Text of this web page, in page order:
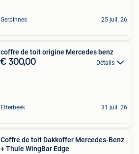
Gerpinnes 25 juil. 26
coffre de toit origine Mercedes benz
€ 300,00 Détails
Etterbeek 31 juil. 26
Coffre de toit Dakkoffer Mercedes-Benz
+ Thule WingBar Edge